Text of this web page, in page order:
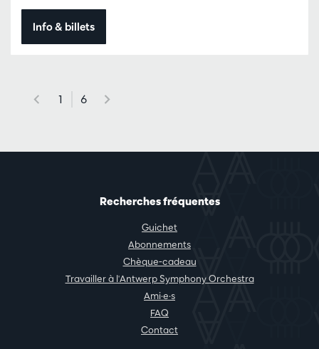
Info & billets
1 6
Recherches fréquentes
Guichet
Abonnements
Chèque-cadeau
Travailler à l'Antwerp Symphony Orchestra
Ami·e·s
FAQ
Contact